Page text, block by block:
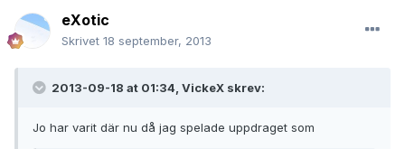
eXotic
Skrivet 18 september, 2013
2013-09-18 at 01:34, VickeX skrev:
Jo har varit där nu då jag spelade uppdraget som